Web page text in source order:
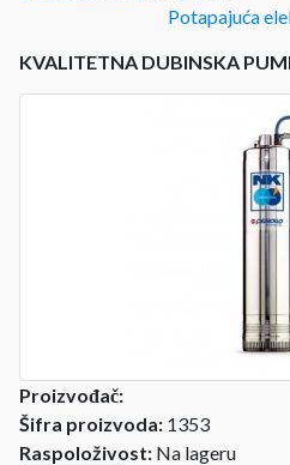
Potapajuća
KVALITETNA DUBINSKA
Proizvođač:
Šifra proizvoda: 1353
Raspoloživost: Na lageru